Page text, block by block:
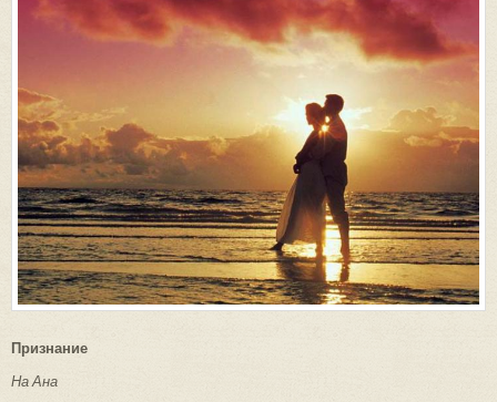
Признание
На Ана